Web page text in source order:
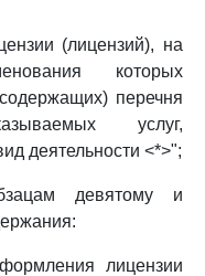
(лицензий), на
которых
перечня
услуг,
деятельности <*>";
девятому и
лицензии